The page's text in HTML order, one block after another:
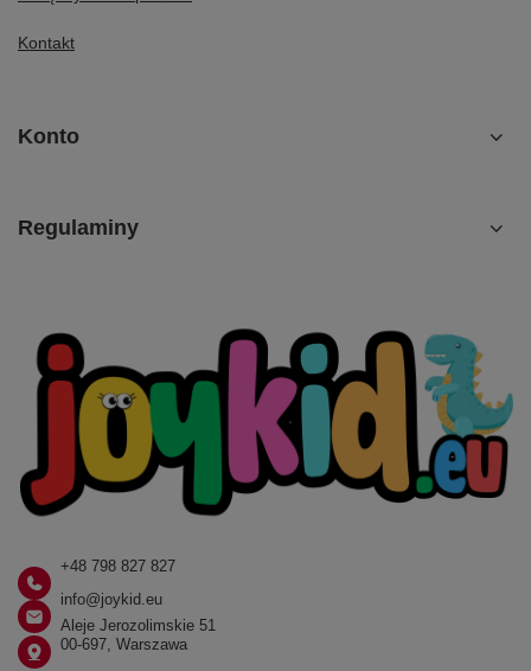
Kontakt
Konto
Regulaminy
+48 798 827 827
info@joykid.eu
Aleje Jerozolimskie 51
00-697, Warszawa